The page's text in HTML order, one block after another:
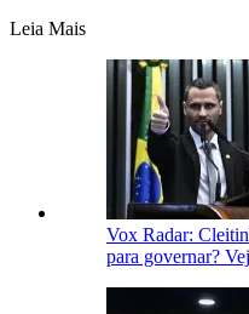
Leia Mais
Vox Radar:
para governar?